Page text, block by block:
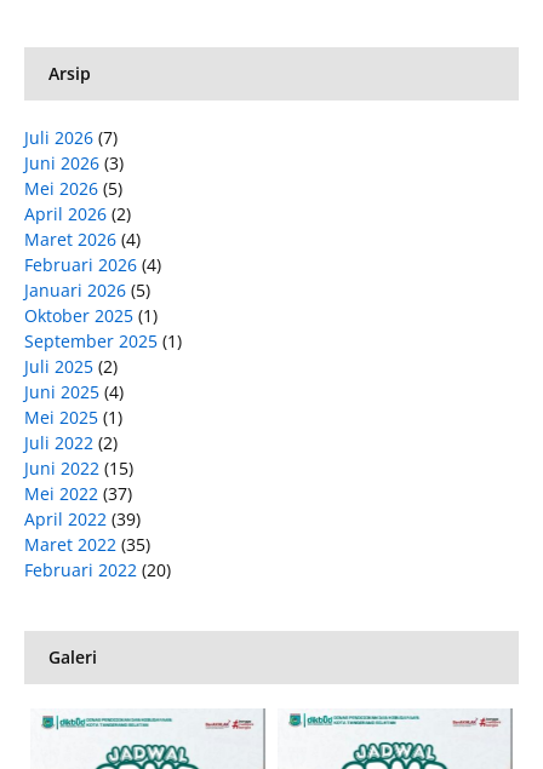
Arsip
Juli 2026 (7)
Juni 2026 (3)
Mei 2026 (5)
April 2026 (2)
Maret 2026 (4)
Februari 2026 (4)
Januari 2026 (5)
Oktober 2025 (1)
September 2025 (1)
Juli 2025 (2)
Juni 2025 (4)
Mei 2025 (1)
Juli 2022 (2)
Juni 2022 (15)
Mei 2022 (37)
April 2022 (39)
Maret 2022 (35)
Februari 2022 (20)
Galeri